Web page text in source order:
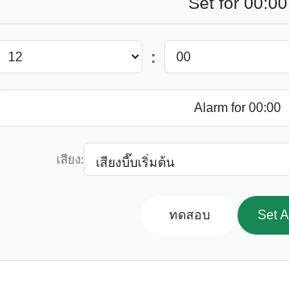
:
เสียง:
ทดสอบ Set